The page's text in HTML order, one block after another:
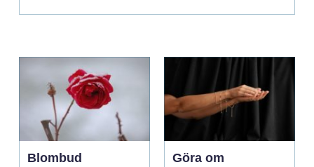
Blombud
Göra om